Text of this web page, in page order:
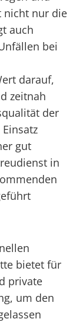
nicht nur die
auch
bei
darauf,
zeitnah
der
gut
in
bietet für
private
um den